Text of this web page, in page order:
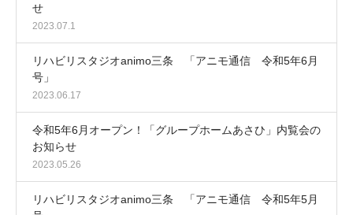
せ
2023.07.1
リハビリスタジオanimo三条 「アニモ通信 令和5年6月
号」
2023.06.17
令和5年6月オープン！「グループホームあさひ」内覧会の
お知らせ
2023.05.26
リハビリスタジオanimo三条 「アニモ通信 令和5年5月